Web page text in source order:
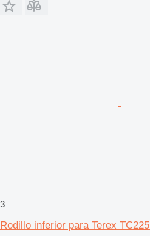
3
Rodillo inferior para Terex